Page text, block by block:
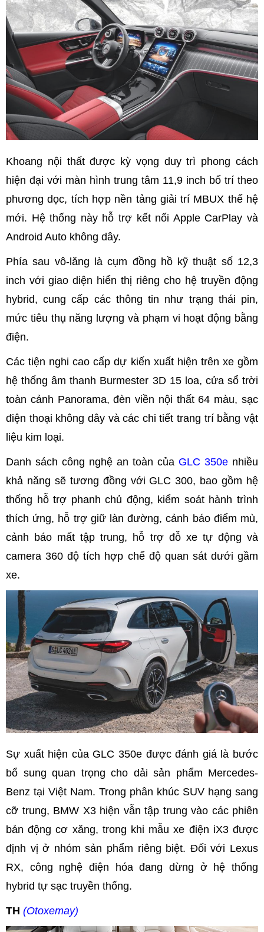
Khoang nội thất được kỳ vọng duy trì phong cách
hiện đại với màn hình trung tâm 11,9 inch bố trí theo
phương dọc, tích hợp nền tảng giải trí MBUX thế hệ
mới. Hệ thống này hỗ trợ kết nối Apple CarPlay và
Android Auto không dây.
Phía sau vô-lăng là cụm đồng hồ kỹ thuật số 12,3
inch với giao diện hiển thị riêng cho hệ truyền động
hybrid, cung cấp các thông tin như trạng thái pin,
mức tiêu thụ năng lượng và phạm vi hoạt động bằng
điện.
Các tiện nghi cao cấp dự kiến xuất hiện trên xe gồm
hệ thống âm thanh Burmester 3D 15 loa, cửa sổ trời
toàn cảnh Panorama, đèn viền nội thất 64 màu, sạc
điện thoại không dây và các chi tiết trang trí bằng vật
liệu kim loại.
Danh sách công nghệ an toàn của GLC 350e nhiều
khả năng sẽ tương đồng với GLC 300, bao gồm hệ
thống hỗ trợ phanh chủ động, kiểm soát hành trình
thích ứng, hỗ trợ giữ làn đường, cảnh báo điểm mù,
cảnh báo mất tập trung, hỗ trợ đỗ xe tự động và
camera 360 độ tích hợp chế độ quan sát dưới gầm
xe.
Sự xuất hiện của GLC 350e được đánh giá là bước
bổ sung quan trọng cho dải sản phẩm Mercedes-
Benz tại Việt Nam. Trong phân khúc SUV hạng sang
cỡ trung, BMW X3 hiện vẫn tập trung vào các phiên
bản động cơ xăng, trong khi mẫu xe điện iX3 được
định vị ở nhóm sản phẩm riêng biệt. Đối với Lexus
RX, công nghệ điện hóa đang dừng ở hệ thống
hybrid tự sạc truyền thống.
TH (Otoxemay)